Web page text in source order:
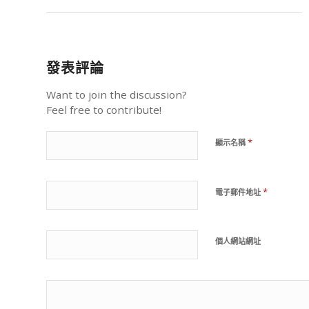
發表評論
Want to join the discussion?
Feel free to contribute!
顯示名稱 *
電子郵件地址 *
個人網站網址